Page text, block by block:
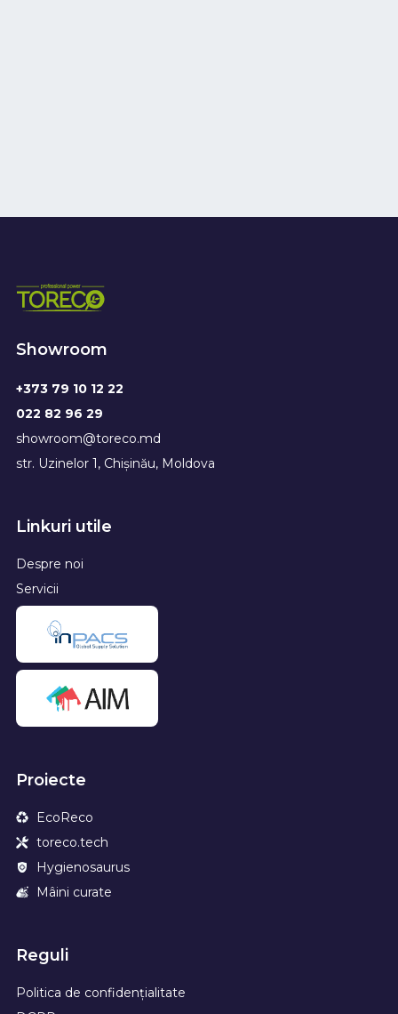
Showroom
+373 79 10 12 22
022 82 96 29
showroom@toreco.md
str. Uzinelor 1, Chișinău, Moldova
Linkuri utile
Despre noi
Servicii
Proiecte
EcoReco
toreco.tech
Hygienosaurus
Mâini curate
Reguli
Politica de confidențialitate